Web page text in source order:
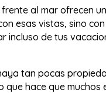
al mar ofrecen
esas vistas, sino
incluso de tus
tan pocas
que hace que